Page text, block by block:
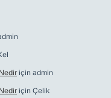
için admin
için Çelik